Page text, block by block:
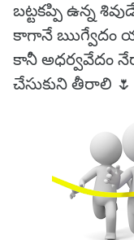
బట్టకప్పి ఉన్న
కాగానే ఋగ్వేదం
కానీ అధర్వవేదం
చేసుకుని తీరాలి 🌷